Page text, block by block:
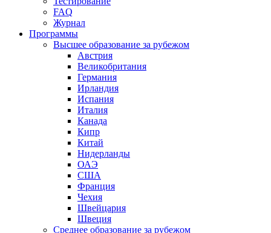
FAQ
Журнал
Программы
Высшее образование за рубежом
Австрия
Великобритания
Германия
Ирландия
Испания
Италия
Канада
Кипр
Китай
Нидерланды
ОАЭ
США
Франция
Чехия
Швейцария
Швеция
Среднее образование за рубежом